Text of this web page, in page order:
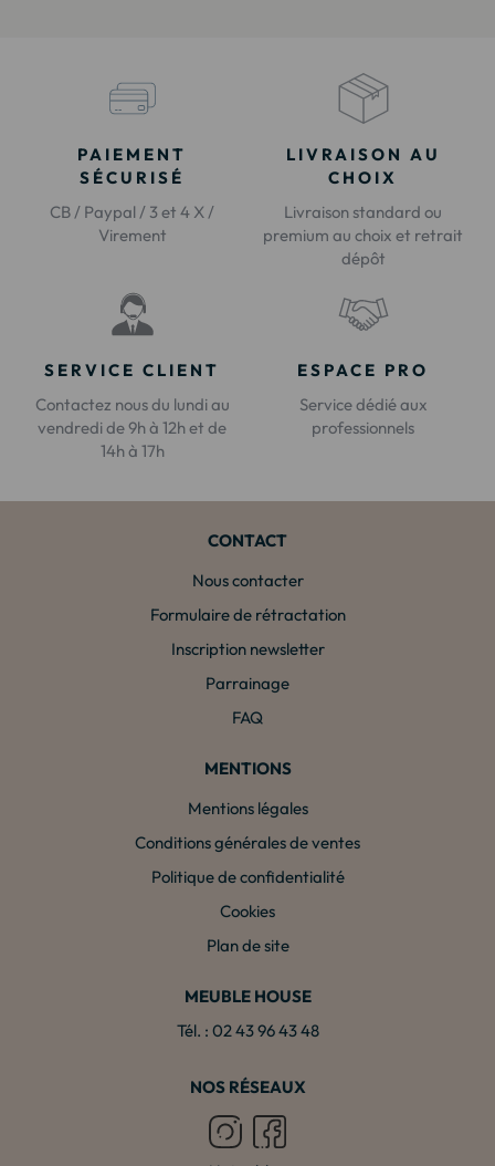
PAIEMENT
SÉCURISÉ
CB / Paypal / 3 et 4 X /
Virement
LIVRAISON AU
CHOIX
Livraison standard ou
premium au choix et retrait
dépôt
SERVICE CLIENT
Contactez nous du lundi au
vendredi de 9h à 12h et de
14h à 17h
ESPACE PRO
Service dédié aux
professionnels
CONTACT
Nous contacter
Formulaire de rétractation
Inscription newsletter
Parrainage
FAQ
MENTIONS
Mentions légales
Conditions générales de ventes
Politique de confidentialité
Cookies
Plan de site
MEUBLE HOUSE
Tél. : 02 43 96 43 48
NOS RÉSEAUX